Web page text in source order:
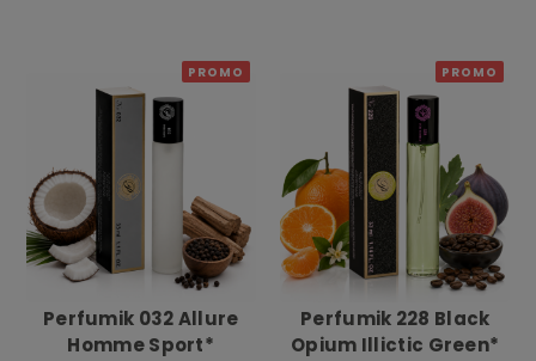
PROMO
Perfumik 032 Allure
Homme Sport*
PROMO
Perfumik 228 Black
Opium Illictic Green*